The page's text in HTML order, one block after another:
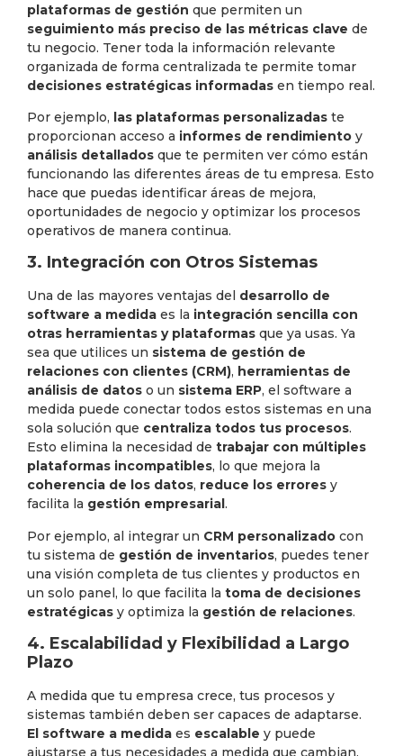
plataformas de gestión que permiten un
seguimiento más preciso de las métricas clave de
tu negocio. Tener toda la información relevante
organizada de forma centralizada te permite tomar
decisiones estratégicas informadas en tiempo real.
Por ejemplo, las plataformas personalizadas te
proporcionan acceso a informes de rendimiento y
análisis detallados que te permiten ver cómo están
funcionando las diferentes áreas de tu empresa. Esto
hace que puedas identificar áreas de mejora,
oportunidades de negocio y optimizar los procesos
operativos de manera continua.
3. Integración con Otros Sistemas
Una de las mayores ventajas del desarrollo de
software a medida es la integración sencilla con
otras herramientas y plataformas que ya usas. Ya
sea que utilices un sistema de gestión de
relaciones con clientes (CRM), herramientas de
análisis de datos o un sistema ERP, el software a
medida puede conectar todos estos sistemas en una
sola solución que centraliza todos tus procesos.
Esto elimina la necesidad de trabajar con múltiples
plataformas incompatibles, lo que mejora la
coherencia de los datos, reduce los errores y
facilita la gestión empresarial .
Por ejemplo, al integrar un CRM personalizado con
tu sistema de gestión de inventarios, puedes tener
una visión completa de tus clientes y productos en
un solo panel, lo que facilita la toma de decisiones
estratégicas y optimiza la gestión de relaciones.
4. Escalabilidad y Flexibilidad a Largo
Plazo
A medida que tu empresa crece, tus procesos y
sistemas también deben ser capaces de adaptarse.
El software a medida es escalable y puede
ajustarse a tus necesidades a medida que cambian.